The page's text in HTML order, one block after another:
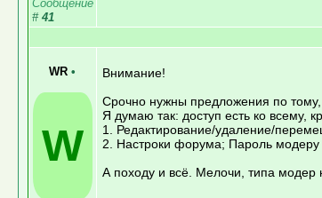
Сообщение
# 41
WR •
W
Внимание!
Срочно нужны предложения по
Я думаю так: доступ есть ко всему,
1. Редактирование/удаление/
2. Настроки форума; Пароль
А походу и всё. Мелочи, типа модер